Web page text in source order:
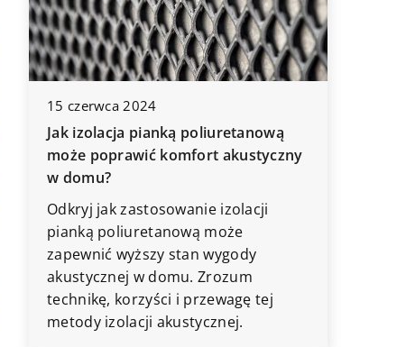
15 czerwca 2024
Jak izolacja pianką poliuretanową
może poprawić komfort akustyczny
w domu?
Odkryj jak zastosowanie izolacji
pianką poliuretanową może
zapewnić wyższy stan wygody
akustycznej w domu. Zrozum
technikę, korzyści i przewagę tej
metody izolacji akustycznej.